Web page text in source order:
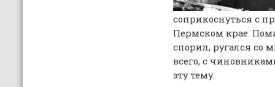
соприкоснуться с
Пермском крае.
спорил, ругался со
всего, с
эту тему.